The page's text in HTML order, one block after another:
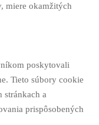
miere okamžitých
poskytovali
Tieto súbory cookie
stránkach a
prispôsobených